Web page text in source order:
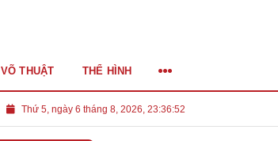
Thứ 5, ngày 6 tháng 8, 2026, 23:36:53
VÕ THUẬT THỂ HÌNH